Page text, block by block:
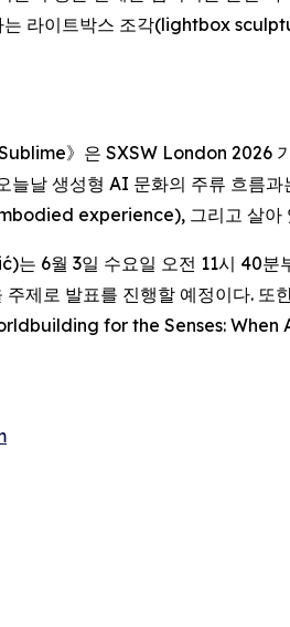
는 라이트박스 조각(lightbox
》은 SXSW London 2026
늘날 생성형 AI 문화의 주류 흐름
experience), 그리고 살아
는 6월 3일 수요일 오전 11시 40
주제로 발표를 진행할 예정이다.
for the Senses: